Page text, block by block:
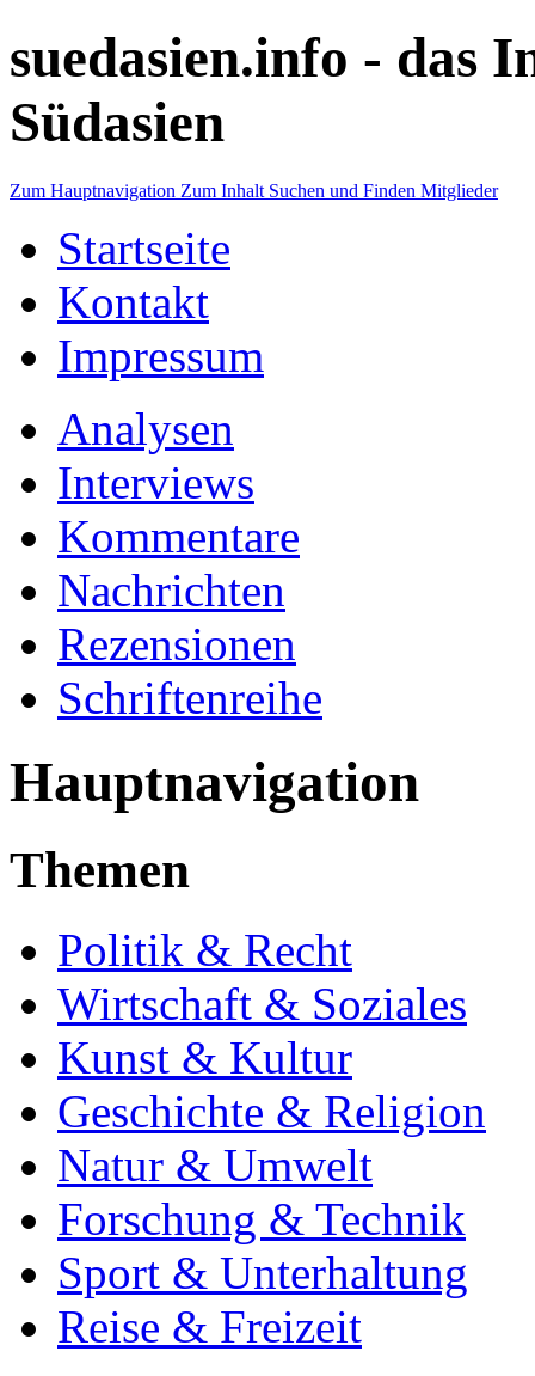
suedasien.info - das
Südasien
Zum Hauptnavigation Zum Inhalt Suchen und Finden Mitglieder
Startseite
Kontakt
Impressum
Analysen
Interviews
Kommentare
Nachrichten
Rezensionen
Schriftenreihe
Hauptnavigation
Themen
Politik & Recht
Wirtschaft & Soziales
Kunst & Kultur
Geschichte & Religion
Natur & Umwelt
Forschung & Technik
Sport & Unterhaltung
Reise & Freizeit